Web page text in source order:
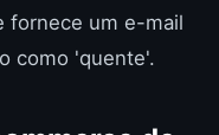
fornece um e-mail
como 'quente'.